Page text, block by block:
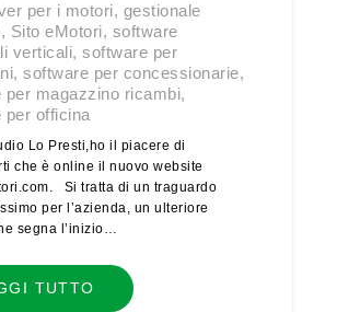
per i motori, gestionale
, Sito eMotori, software
verticali,software per
,software per concessionarie,
per magazzino ricambi,
per officina
Lo Presti,ho il piacere di
che è online il nuovo website
Si tratta di un traguardo
per l’azienda, un ulteriore
segna l’inizio…
TUTTO